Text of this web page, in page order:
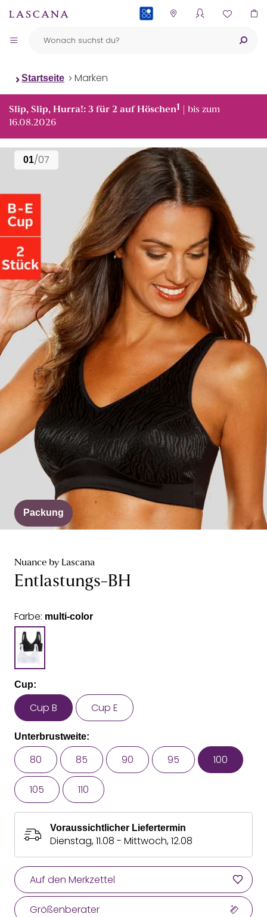
Startseite Marken
Slip, Slip, Hurra!: 3 für 2 auf Höschen1 | bis zum
16.08.2026
01/07
Packung
Nuance by Lascana
Entlastungs-BH
Farbe: multi-color
Cup:
Cup B Cup E
Unterbrustweite:
80 85 90 95 100
105 110
Voraussichtlicher Liefertermin
Dienstag, 11.08 - Mittwoch, 12.08
Auf den Merkzettel
Größenberater